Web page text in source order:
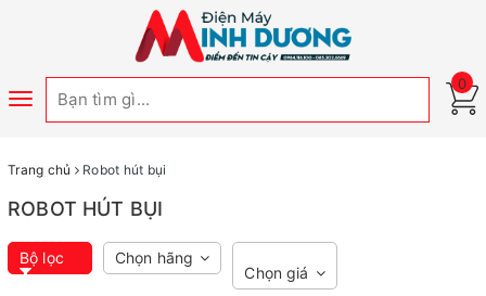
Toggle
0
Trang chủ Robot hút bụi
ROBOT HÚT BỤI
Bộ lọc
Chọn hãng
Chọn giá